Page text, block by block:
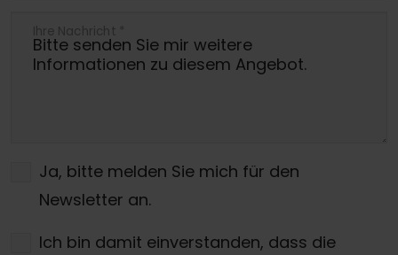
Ihre Nachricht *
Ja, bitte melden Sie mich für den
Newsletter an.
Ich bin damit einverstanden, dass die